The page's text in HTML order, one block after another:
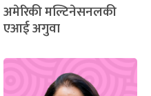
अमेरिकी मल्टिनेसनलकी
एआई अगुवा